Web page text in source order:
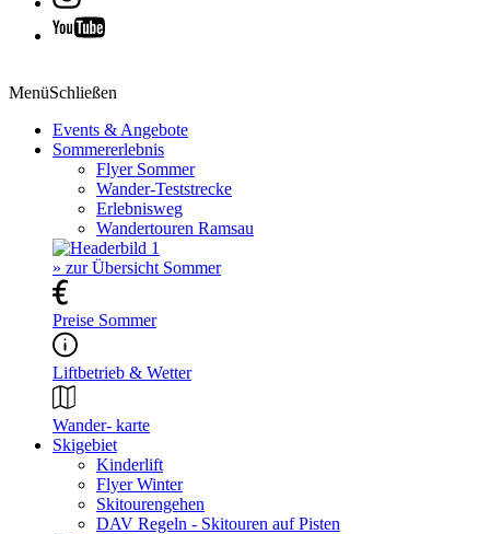
MenüSchließen
Events & Angebote
Sommererlebnis
Flyer Sommer
Wander-Teststrecke
Erlebnisweg
Wandertouren Ramsau
» zur Übersicht Sommer
Preise Sommer
Liftbetrieb & Wetter
Wander- karte
Skigebiet
Kinderlift
Flyer Winter
Skitourengehen
DAV Regeln - Skitouren auf Pisten